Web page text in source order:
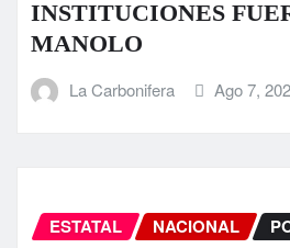
INSTITUCIONES
MANOLO
La Carbonifera Ago 7,
ESTATAL NACIONAL